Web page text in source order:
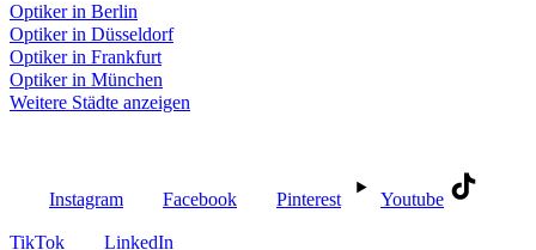
Optiker in Berlin
Optiker in Düsseldorf
Optiker in Frankfurt
Optiker in München
Weitere Städte anzeigen
Instagram Facebook Pinterest Youtube
TikTok LinkedIn